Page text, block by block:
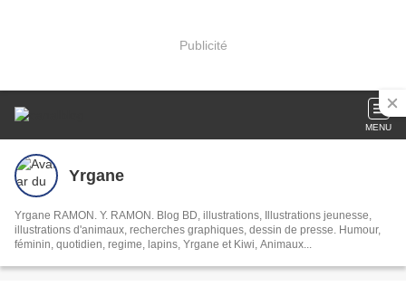
Publicité
MENU
Yrgane
Yrgane RAMON. Y. RAMON. Blog BD, illustrations, Illustrations jeunesse,
illustrations d'animaux, recherches graphiques, dessin de presse. Humour,
féminin, quotidien, regime, lapins, Yrgane et Kiwi, Animaux...